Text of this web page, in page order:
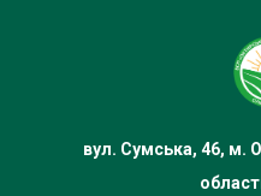
вул. Сумська, 46, м.